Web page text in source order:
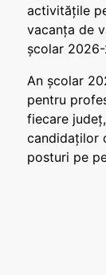
activitățile
vacanța de
școlar
An școlar
pentru
fiecare
candidaților
posturi pe